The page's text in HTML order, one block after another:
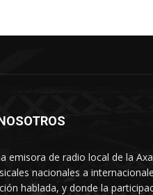
emisora de radio local de la
nacionales a
hablada, y donde la